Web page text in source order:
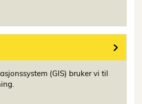
(GIS) bruker vi til